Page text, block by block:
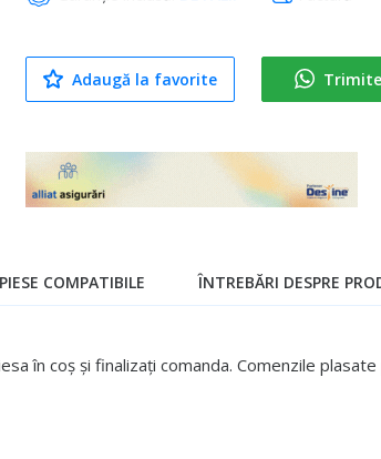
Adaugă la favorite
în coș și finalizați comanda. Comenzile
PIESE COMPATIBILE ÎNTREBĂRI DESPRE